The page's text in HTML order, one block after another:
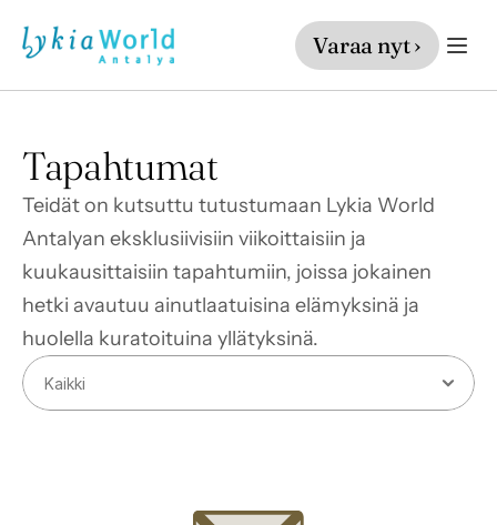
Tapahtumat
Teidät on kutsuttu tutustumaan Lykia World
Antalyan eksklusiivisiin viikoittaisiin ja
kuukausittaisiin tapahtumiin, joissa jokainen
hetki avautuu ainutlaatuisina elämyksinä ja
huolella kuratoituina yllätyksinä.
Varaa nyt ›